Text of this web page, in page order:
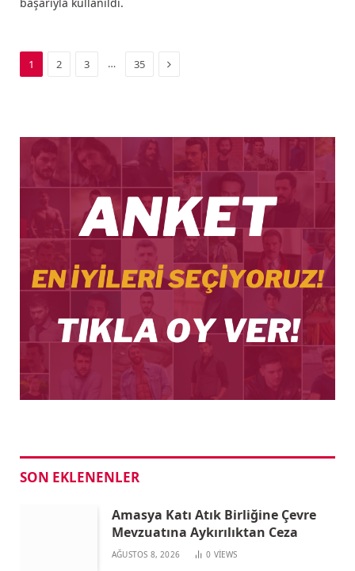
1 2 3 … 35 Next
SON EKLENENLER
Amasya Katı Atık Birliğine Çevre
Mevzuatına Aykırılıktan Ceza
AĞUSTOS 8, 2026 0 VIEWS